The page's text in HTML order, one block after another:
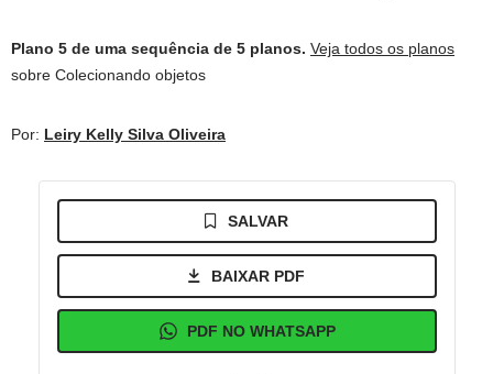
Plano 5 de uma sequência de 5 planos. Veja todos os planos
sobre Colecionando objetos
Por: Leiry Kelly Silva Oliveira
SALVAR
BAIXAR PDF
PDF NO WHATSAPP